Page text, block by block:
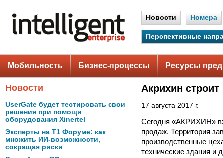
Новости Номера
Перспективные
Мобильность Бизнес-процессы Ресурсы
Новости
UserGate будет тестировать свои
решения при помощи
оборудования Xinertel
Эксперты на Т1 Форуме: как
множить ИИ-возможности,
сокращая риски
Акрихин
17 августа 2017 г.
Сегодня «АКРИХИН»
продаж. Территория
производственные
технические здания и